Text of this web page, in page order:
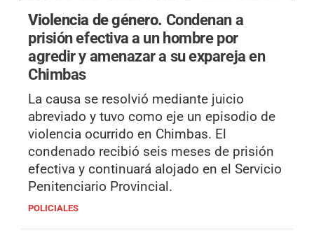
Violencia de género. Condenan a
prisión efectiva a un hombre por
agredir y amenazar a su expareja en
Chimbas
La causa se resolvió mediante juicio
abreviado y tuvo como eje un episodio de
violencia ocurrido en Chimbas. El
condenado recibió seis meses de prisión
efectiva y continuará alojado en el Servicio
Penitenciario Provincial.
POLICIALES